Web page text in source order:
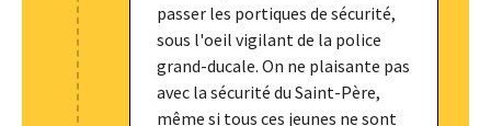
passer les portiques de sécurité,
sous l'oeil vigilant de la police
grand-ducale. On ne plaisante pas
avec la sécurité du Saint-Père,
même si tous ces jeunes ne sont